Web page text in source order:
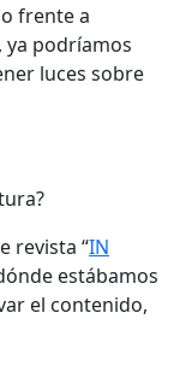
frente a
ya podríamos
luces sobre
revista “IN
estábamos
el contenido,